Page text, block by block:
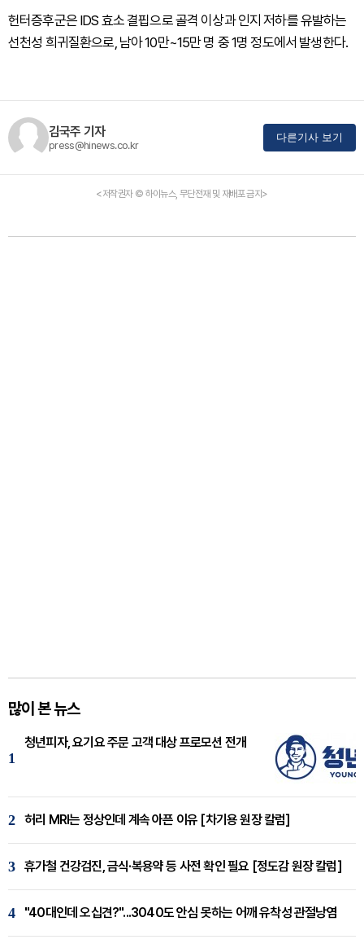
헌터증후군은 IDS 효소 결핍으로 골격 이상과 인지 저하를 유발하는
선천성 희귀질환으로, 남아 10만~15만 명 중 1명 정도에서 발생한다.
김국주 기자
press@hinews.co.kr
다른기사 보기
<저작권자 © 하이뉴스, 무단전재 및 재배포 금지>
많이 본 뉴스
1
청년피자, 요기요 주문 고객 대상 프로모션 전개
2 허리 MRI는 정상인데 계속 아픈 이유 [차기용 원장 칼럼]
3 휴가철 건강검진, 금식·복용약 등 사전 확인 필요 [정도감 원장 칼럼]
4 "40대인데 오십견?"...3040도 안심 못하는 어깨 유착성 관절낭염